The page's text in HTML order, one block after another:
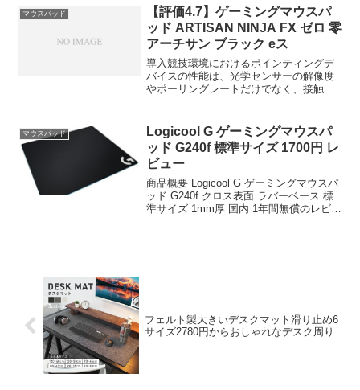
硬度...
マウスパッド
【評価4.7】ゲーミングマウスパ
ッド ARTISAN NINJA FX ゼロ 零
アーチサン ブラック eス
導入競技環境におけるポインティングデ
バイスの性能は、光学センサーの解像度
やポーリングレートだけでなく、接触面
ロ 零 アーチサン ブラック eスポーツ
大...
マウスパッド
Logicool G ゲーミングマウスパ
ッド G240f 標準サイズ 1700円 レ
ビュー
商品概要 Logicool G ゲーミングマウスパ
ッド G240f クロス表面 ラバーベース 標
準サイズ 1mm厚 国内 1年間無償のレビュ
フェルト製大きいデスクマット滑り止め6
サイズ2780円からおしゃれなデスク周り